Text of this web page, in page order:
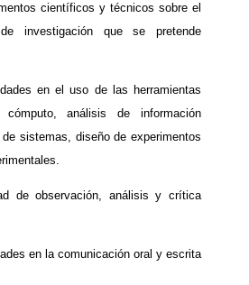
científicos y técnicos sobre el
investigación que se pretende
en el uso de las herramientas
análisis de información
sistemas, diseño de experimentos
de observación, análisis y crítica
en la comunicación oral y escrita